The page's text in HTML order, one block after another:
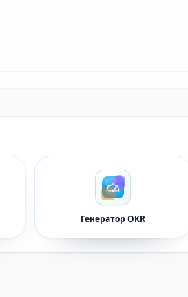
Генератор OKR